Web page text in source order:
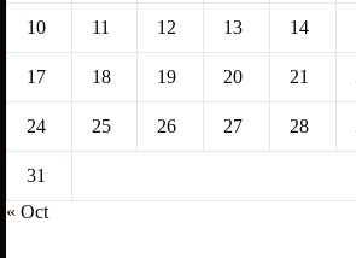
10 11 12 13 14
17 18 19 20 21
24 25 26 27 28
31
« Oct